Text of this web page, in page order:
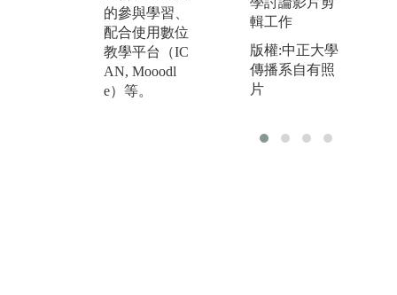
的參與學習、
配合使用數位
教學平台（IC
AN, Mooodl
e）等。
敘事」、「數
位內容製作實
務」、「圖文
編輯」、「劇
本寫作」、
頻道製作與經
輯工作
版權:中正大學
傳播系自有照
片